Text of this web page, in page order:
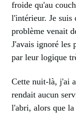
froide qu'au
l'intérieur. Je suis
problème venait
J'avais ignoré les
par leur logique
Cette nuit-là, j'ai
rendait aucun
l'abri, alors que